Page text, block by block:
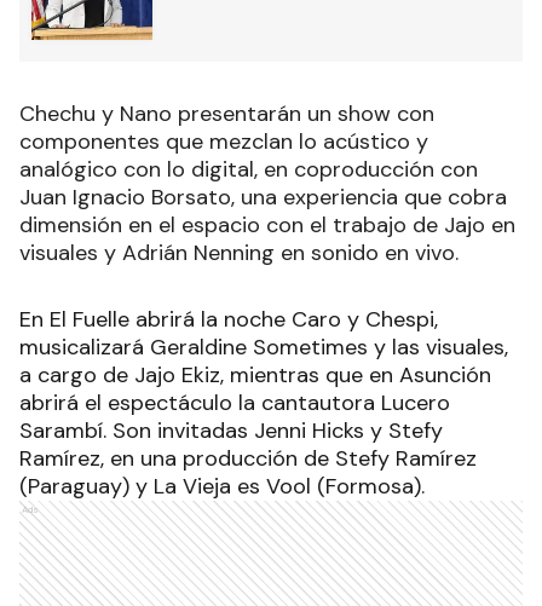
Chechu y Nano presentarán un show con
componentes que mezclan lo acústico y
analógico con lo digital, en coproducción con
Juan Ignacio Borsato, una experiencia que cobra
dimensión en el espacio con el trabajo de Jajo en
visuales y Adrián Nenning en sonido en vivo.
En El Fuelle abrirá la noche Caro y Chespi,
musicalizará Geraldine Sometimes y las visuales,
a cargo de Jajo Ekiz, mientras que en Asunción
abrirá el espectáculo la cantautora Lucero
Sarambí. Son invitadas Jenni Hicks y Stefy
Ramírez, en una producción de Stefy Ramírez
(Paraguay) y La Vieja es Vool (Formosa).
Ads